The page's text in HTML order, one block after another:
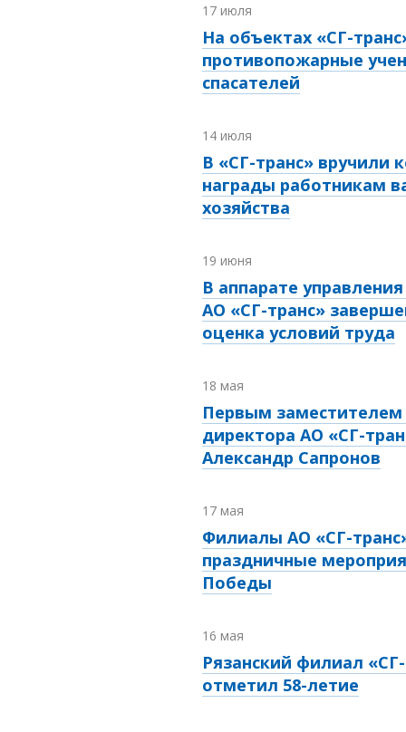
17 июля
На объектах «СГ-
противопожарные
спасателей
14 июля
В «СГ-транс» вручили
награды работникам
хозяйства
19 июня
В аппарате
АО «СГ-транс»
оценка условий труда
18 мая
Первым заместителем
директора АО «СГ-
Александр Сапронов
17 мая
Филиалы АО «СГ-
праздничные
Победы
16 мая
Рязанский филиал
отметил 58-летие